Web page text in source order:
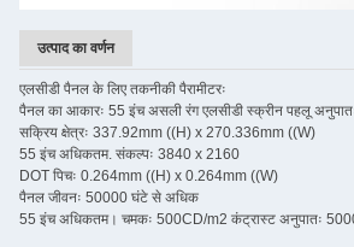
उत्पाद का वर्णन
एलसीडी पैनल के लिए तकनीकी पैरामीटरः
पैनल का आकारः 55 इंच असली रंग एलसीडी स्क्रीन पहलू
सक्रिय क्षेत्रः 337.92mm ((H) x 270.336mm ((W)
55 इंच अधिकतम. संकल्पः 3840 x 2160
DOT पिचः 0.264mm ((H) x 0.264mm ((W)
पैनल जीवनः 50000 घंटे से अधिक
55 इंच अधिकतम। चमकः 500CD/m2 कंट्रास्ट अनुपातः